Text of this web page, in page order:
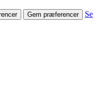
Gem præferencer
Se